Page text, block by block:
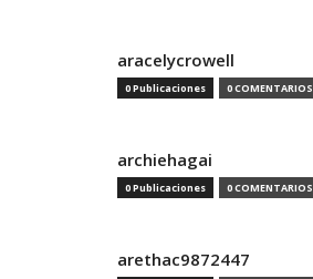
aracelycrowell
0 Publicaciones 0 COMENTARIOS
archiehagai
0 Publicaciones 0 COMENTARIOS
arethac9872447